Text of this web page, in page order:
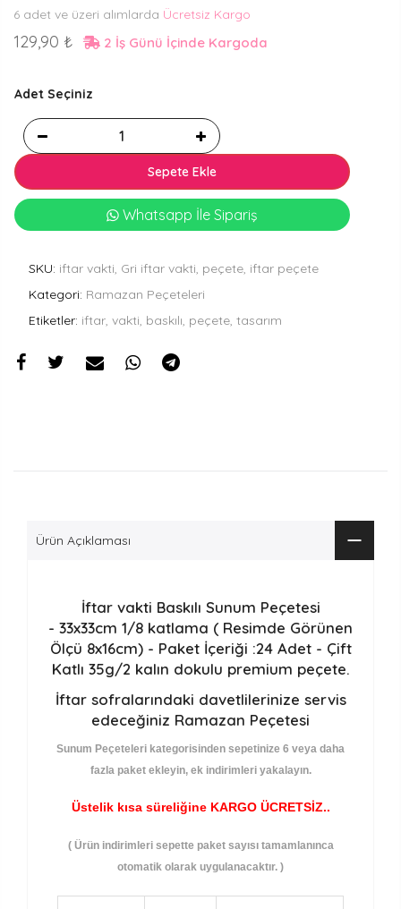
6 adet ve üzeri alımlarda Ücretsiz Kargo
129,90 ₺ 2 İş Günü İçinde Kargoda
Adet Seçiniz
Sepete Ekle
Whatsapp İle Sipariş
SKU: iftar vakti, Gri iftar vakti, peçete, iftar peçete
Kategori: Ramazan Peçeteleri
Etiketler: iftar, vakti, baskılı, peçete, tasarım
Ürün Açıklaması
İftar vakti Baskılı Sunum Peçetesi
- 33x33cm 1/8 katlama ( Resimde Görünen
Ölçü 8x16cm) - Paket İçeriği :24 Adet - Çift
Katlı 35g/2 kalın dokulu premium peçete.
İftar sofralarındaki davetlilerinize servis
edeceğiniz Ramazan Peçetesi
Sunum Peçeteleri kategorisinden sepetinize 6 veya daha
fazla paket ekleyin, ek indirimleri yakalayın.
Üstelik kısa süreliğine KARGO ÜCRETSİZ..
( Ürün indirimleri sepette paket sayısı tamamlanınca
otomatik olarak uygulanacaktır. )